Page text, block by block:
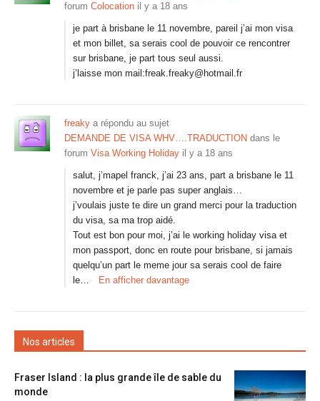
forum Colocation il y a 18 ans
je part à brisbane le 11 novembre, pareil j’ai mon visa
et mon billet, sa serais cool de pouvoir ce rencontrer
sur brisbane, je part tous seul aussi.
j’laisse mon mail:freak.freaky@hotmail.fr
freaky a répondu au sujet
DEMANDE DE VISA WHV….TRADUCTION dans le
forum Visa Working Holiday il y a 18 ans
salut, j’mapel franck, j’ai 23 ans, part a brisbane le 11
novembre et je parle pas super anglais…
j’voulais juste te dire un grand merci pour la traduction
du visa, sa ma trop aidé.
Tout est bon pour moi, j’ai le working holiday visa et
mon passport, donc en route pour brisbane, si jamais
quelqu’un part le meme jour sa serais cool de faire
le…
En afficher davantage
Nos articles
Fraser Island : la plus grande île de sable du
monde